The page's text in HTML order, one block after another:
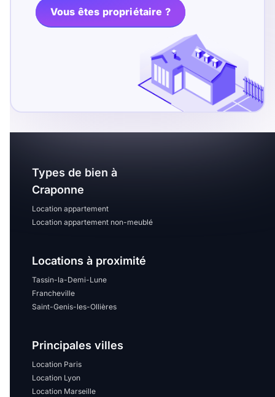
Disponible à partir du
promotions sur honoraires
Vous êtes propriétaire ?
Types de bien à
Craponne
Location appartement
Location appartement non-meublé
Locations à proximité
Tassin-la-Demi-Lune
Francheville
Saint-Genis-les-Ollières
Principales villes
Location Paris
Location Lyon
Location Marseille